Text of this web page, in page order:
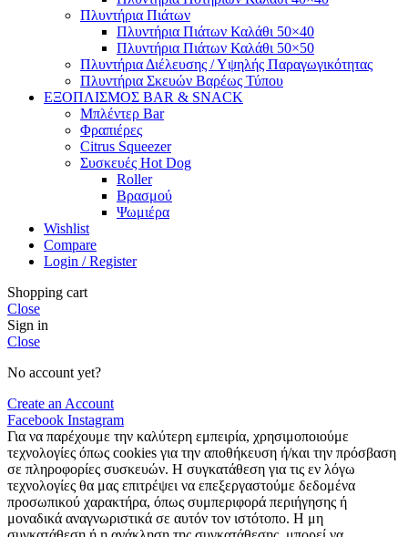
Πλυντήρια Πιάτων
Πλυντήρια Πιάτων Καλάθι 50×40
Πλυντήρια Πιάτων Καλάθι 50×50
Πλυντήρια Διέλευσης / Υψηλής Παραγωγικότητας
Πλυντήρια Σκευών Βαρέως Τύπου
ΕΞΟΠΛΙΣΜΟΣ BAR & SNACK
Μπλέντερ Bar
Φραπιέρες
Citrus Squeezer
Συσκευές Hot Dog
Roller
Βρασμού
Ψωμιέρα
Wishlist
Compare
Login / Register
Shopping cart
Close
Sign in
Close
No account yet?
Create an Account
Facebook Instagram
Για να παρέχουμε την καλύτερη εμπειρία, χρησιμοποιούμε
τεχνολογίες όπως cookies για την αποθήκευση ή/και την πρόσβαση
σε πληροφορίες συσκευών. Η συγκατάθεση για τις εν λόγω
τεχνολογίες θα μας επιτρέψει να επεξεργαστούμε δεδομένα
προσωπικού χαρακτήρα, όπως συμπεριφορά περιήγησης ή
μοναδικά αναγνωριστικά σε αυτόν τον ιστότοπο. Η μη